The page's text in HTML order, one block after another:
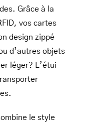
Grâce à la
vos cartes
design zippé
d’autres objets
léger? L’étui
le style